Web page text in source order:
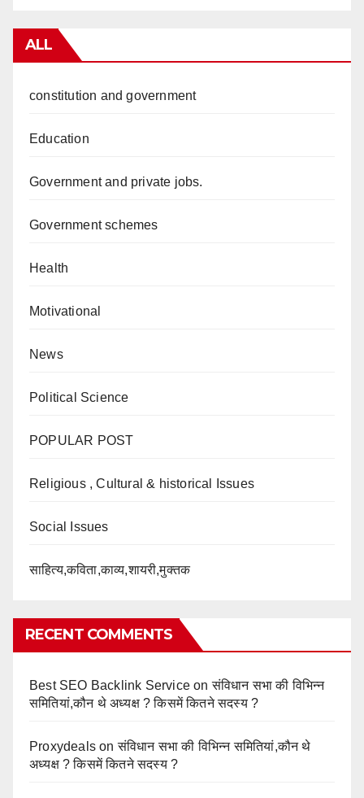
ALL
constitution and government
Education
Government and private jobs.
Government schemes
Health
Motivational
News
Political Science
POPULAR POST
Religious , Cultural & historical Issues
Social Issues
साहित्य,कविता,काव्य,शायरी,मुक्तक
RECENT COMMENTS
Best SEO Backlink Service onसंविधान सभा की विभिन्न
समितियां,कौन थे अध्यक्ष ? किसमें कितने सदस्य ?
Proxydeals onसंविधान सभा की विभिन्न समितियां,कौन थे
अध्यक्ष ? किसमें कितने सदस्य ?